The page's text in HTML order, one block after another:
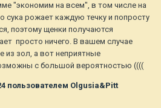
"экономим на всем", в том числе на
сука рожает каждую течку и попросту
поэтому щенки получаются
просто ничего. В вашем случае
из зол, а вот неприятные
с большой вероятностью ((((
пользователем Olgusia&Pitt